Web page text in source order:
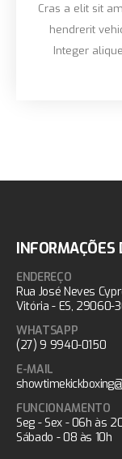
Cras a elit sit
hendrerit
Integer
INFORMAÇÕES
ENDEREÇO
Rua José Neves
Vitória - ES, 29060-
WHATSAPP
(27) 9 9940-0150
E-MAIL
FUNCIONAMENTO
Seg - Sex - 06h às
Sábado - 08 às 10h